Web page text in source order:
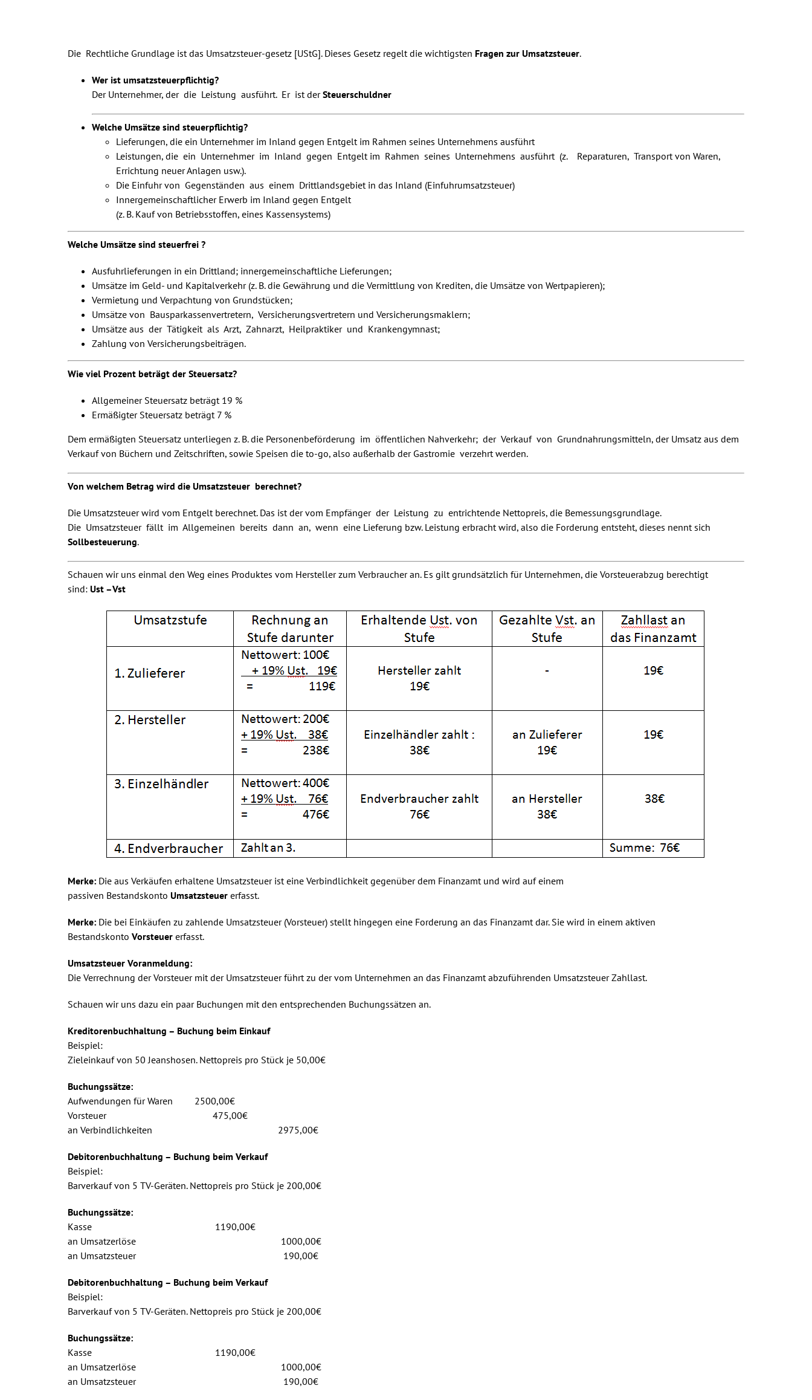
Die Rechtliche Grundlage ist das Umsatzsteuer-gesetz [UStG]. Dieses Gesetz regelt die wichtigsten Fragen zur Umsatzsteuer.
Wer ist umsatzsteuerpflichtig?
Der Unternehmer, der die Leistung ausführt. Er ist derSteuerschuldner
Welche Umsätze sind steuerpflichtig?
Lieferungen, die ein Unternehmer im Inland gegen Entgelt im Rahmen seines Unternehmens ausführt
Leistungen, die ein Unternehmer im Inland gegen Entgelt im Rahmen seines Unternehmens ausführt (z. Reparaturen, Transport von Waren,
Errichtung neuer Anlagen usw.).
Die Einfuhr von Gegenständen aus einem Drittlandsgebiet in das Inland (Einfuhrumsatzsteuer)
Innergemeinschaftlicher Erwerb im Inland gegen Entgelt
(z. B. Kauf von Betriebsstoffen, eines Kassensystems)
Welche Umsätze sind steuerfrei ?
Ausfuhrlieferungen in ein Drittland; innergemeinschaftliche Lieferungen;
Umsätze im Geld- und Kapitalverkehr (z. B. die Gewährung und die Vermittlung von Krediten, die Umsätze von Wertpapieren);
Vermietung und Verpachtung von Grundstücken;
Umsätze von Bausparkassenvertretern, Versicherungsvertretern und Versicherungsmaklern;
Umsätze aus der Tätigkeit als Arzt, Zahnarzt, Heilpraktiker und Krankengymnast;
Zahlung von Versicherungsbeiträgen.
Wie viel Prozent beträgt der Steuersatz?
Allgemeiner Steuersatz beträgt 19 %
Ermäßigter Steuersatz beträgt 7 %
Dem ermäßigten Steuersatz unterliegen z. B. die Personenbeförderung im öffentlichen Nahverkehr; der Verkauf von Grundnahrungsmitteln, der Umsatz aus dem
Verkauf von Büchern und Zeitschriften, sowie Speisen die to-go, also außerhalb der Gastromie verzehrt werden.
Von welchem Betrag wird die Umsatzsteuer berechnet?
Die Umsatzsteuer wird vom Entgelt berechnet. Das ist der vom Empfänger der Leistung zu entrichtende Nettopreis, die Bemessungsgrundlage.
Die Umsatzsteuer fällt im Allgemeinen bereits dann an, wenn eine Lieferung bzw. Leistung erbracht wird, also die Forderung entsteht, dieses nennt sich
Sollbesteuerung.
Schauen wir uns einmal den Weg eines Produktes vom Hersteller zum Verbraucher an. Es gilt grundsätzlich für Unternehmen, die Vorsteuerabzug berechtigt
sind: Ust –Vst
Merke: Die aus Verkäufen erhaltene Umsatzsteuer ist eine Verbindlichkeit gegenüber dem Finanzamt und wird auf einem
passiven Bestandskonto Umsatzsteuer erfasst.
Merke: Die bei Einkäufen zu zahlende Umsatzsteuer (Vorsteuer) stellt hingegen eine Forderung an das Finanzamt dar. Sie wird in einem aktiven
Bestandskonto Vorsteuer erfasst.
Umsatzsteuer Voranmeldung:
Die Verrechnung der Vorsteuer mit der Umsatzsteuer führt zu der vom Unternehmen an das Finanzamt abzuführenden Umsatzsteuer Zahllast.
Schauen wir uns dazu ein paar Buchungen mit den entsprechenden Buchungssätzen an.
Kreditorenbuchhaltung – Buchung beim Einkauf
Beispiel:
Zieleinkauf von 50 Jeanshosen. Nettopreis pro Stück je 50,00€
Buchungssätze:
Aufwendungen für Waren 2500,00€
Vorsteuer 475,00€
an Verbindlichkeiten 2975,00€
Debitorenbuchhaltung – Buchung beim Verkauf
Beispiel:
Barverkauf von 5 TV-Geräten. Nettopreis pro Stück je 200,00€
Buchungssätze:
Kasse 1190,00€
an Umsatzerlöse 1000,00€
an Umsatzsteuer 190,00€
Debitorenbuchhaltung – Buchung beim Verkauf
Beispiel:
Barverkauf von 5 TV-Geräten. Nettopreis pro Stück je 200,00€
Buchungssätze:
Kasse 1190,00€
an Umsatzerlöse 1000,00€
an Umsatzsteuer 190,00€